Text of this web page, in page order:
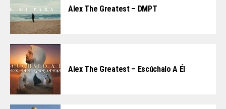
Alex The Greatest – DMPT
Alex The Greatest – Escúchalo A Él